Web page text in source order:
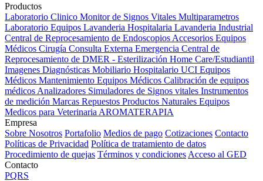
Productos
Laboratorio Clinico Monitor de Signos Vitales Multiparametros
Laboratorio Equipos Lavanderia Hospitalaria Lavanderia Industrial
Central de Reprocesamiento de Endoscopios Accesorios Equipos
Médicos Cirugía Consulta Externa Emergencia Central de
Reprocesamiento de DMER - Esterilización Home Care/Estudiantil
Imagenes Diagnósticas Mobiliario Hospitalario UCI Equipos
Médicos Mantenimiento Equipos Médicos Calibración de equipos
médicos Analizadores Simuladores de Signos vitales Instrumentos
de medición Marcas Repuestos Productos Naturales Equipos
Medicos para Veterinaria AROMATERAPIA
Empresa
Sobre Nosotros Portafolio Medios de pago Cotizaciones Contacto
Políticas de Privacidad Política de tratamiento de datos
Procedimiento de quejas Términos y condiciones Acceso al GED
Contacto
PQRS